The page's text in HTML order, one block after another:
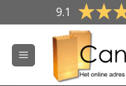
to
content
9.1